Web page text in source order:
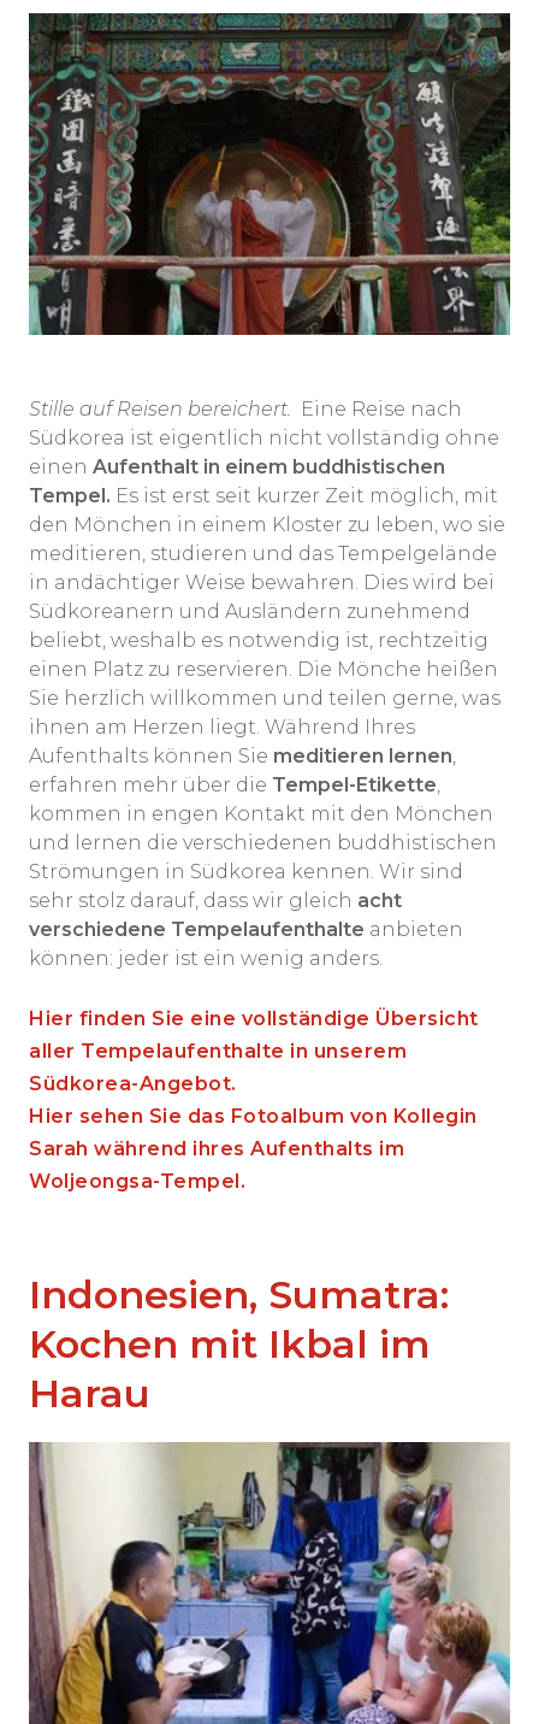
Stille auf Reisen bereichert.
Eine Reise nach
Südkorea ist eigentlich nicht vollständig ohne
einen Aufenthalt in einem buddhistischen
Tempel. Es ist erst seit kurzer Zeit möglich, mit
den Mönchen in einem Kloster zu leben, wo sie
meditieren, studieren und das Tempelgelände
in andächtiger Weise bewahren. Dies wird bei
Südkoreanern und Ausländern zunehmend
beliebt, weshalb es notwendig ist, rechtzeitig
einen Platz zu reservieren. Die Mönche heißen
Sie herzlich willkommen und teilen gerne, was
ihnen am Herzen liegt. Während Ihres
Aufenthalts können Sie meditieren lernen
erfahren mehr über die Tempel-Etikette
kommen in engen Kontakt mit den Mönchen
und lernen die verschiedenen buddhistischen
Strömungen in Südkorea kennen. Wir sind
sehr stolz darauf, dass wir gleich acht
verschiedene Tempelaufenthalte anbieten
können: jeder ist ein wenig anders.
Hier finden Sie eine vollständige Übersicht
aller Tempelaufenthalte in unserem
Südkorea-Angebot.
Hier sehen Sie das Fotoalbum von Kollegin
Sarah während ihres Aufenthalts im
Woljeongsa-Tempel.
Indonesien, Sumatra:
Kochen mit Ikbal im
Harau